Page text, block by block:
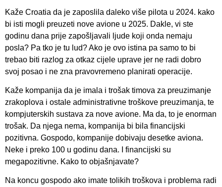
Kaže Croatia da je zaposlila daleko više pilota u 2024. kako
bi isti mogli preuzeti nove avione u 2025. Dakle, vi ste
godinu dana prije zapošljavali ljude koji onda nemaju
posla? Pa tko je tu lud? Ako je ovo istina pa samo to bi
trebao biti razlog za otkaz cijele uprave jer ne radi dobro
svoj posao i ne zna pravovremeno planirati operacije.
Kaže kompanija da je imala i trošak timova za preuzimanje
zrakoplova i ostale administrativne troškove preuzimanja, te
kompjuterskih sustava za nove avione. Ma da, to je enorman
trošak. Da njega nema, kompanija bi bila financijski
pozitivna. Gospodo, kompanije dobivaju desetke aviona.
Neke i preko 100 u godinu dana. I financijski su
megapozitivne. Kako to objašnjavate?
Na koncu gospodo ako imate tolikih troškova i problema radi